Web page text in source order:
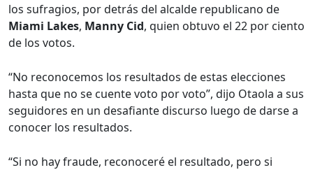
los sufragios, por detrás del alcalde republicano de
Miami Lakes, Manny Cid, quien obtuvo el 22 por ciento
de los votos.
“No reconocemos los resultados de estas elecciones
hasta que no se cuente voto por voto”, dijo Otaola a sus
seguidores en un desafiante discurso luego de darse a
conocer los resultados.
“Si no hay fraude, reconoceré el resultado, pero si